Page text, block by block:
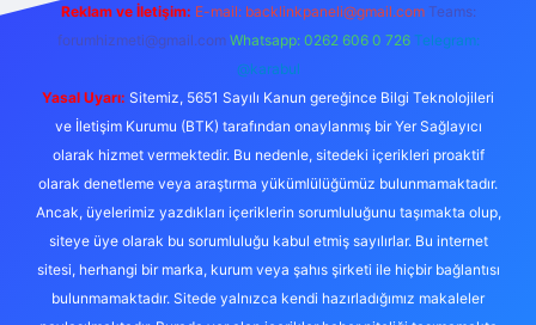
Reklam ve İletişim: E-mail: backlinkpaneli@gmail.com Teams:
forumhizmeti@gmail.com Whatsapp: 0262 606 0 726 Telegram:
@karabul
Yasal Uyarı: Sitemiz, 5651 Sayılı Kanun gereğince Bilgi Teknolojileri
ve İletişim Kurumu (BTK) tarafından onaylanmış bir Yer Sağlayıcı
olarak hizmet vermektedir. Bu nedenle, sitedeki içerikleri proaktif
olarak denetleme veya araştırma yükümlülüğümüz bulunmamaktadır.
Ancak, üyelerimiz yazdıkları içeriklerin sorumluluğunu taşımakta olup,
siteye üye olarak bu sorumluluğu kabul etmiş sayılırlar. Bu internet
sitesi, herhangi bir marka, kurum veya şahıs şirketi ile hiçbir bağlantısı
bulunmamaktadır. Sitede yalnızca kendi hazırladığımız makaleler